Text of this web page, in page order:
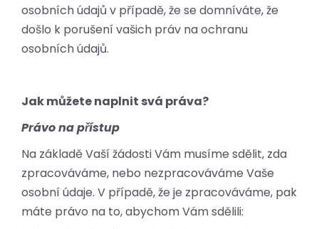
osobních údajů v případě, že se domníváte, že
došlo k porušení vašich práv na ochranu
osobních údajů.
Jak můžete naplnit svá práva?
Právo na přístup
Na základě Vaší žádosti Vám musíme sdělit, zda
zpracováváme, nebo nezpracováváme Vaše
osobní údaje. V případě, že je zpracováváme, pak
máte právo na to, abychom Vám sdělili: